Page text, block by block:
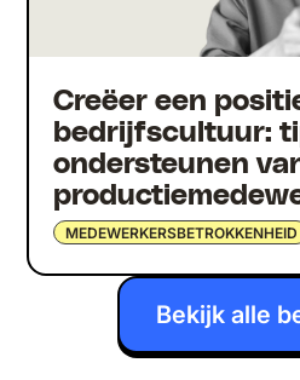
Creëer een
bedrijfscultuur:
ondersteunen
MEDEWERKERSBETROKKENHEID
Bekijk alle